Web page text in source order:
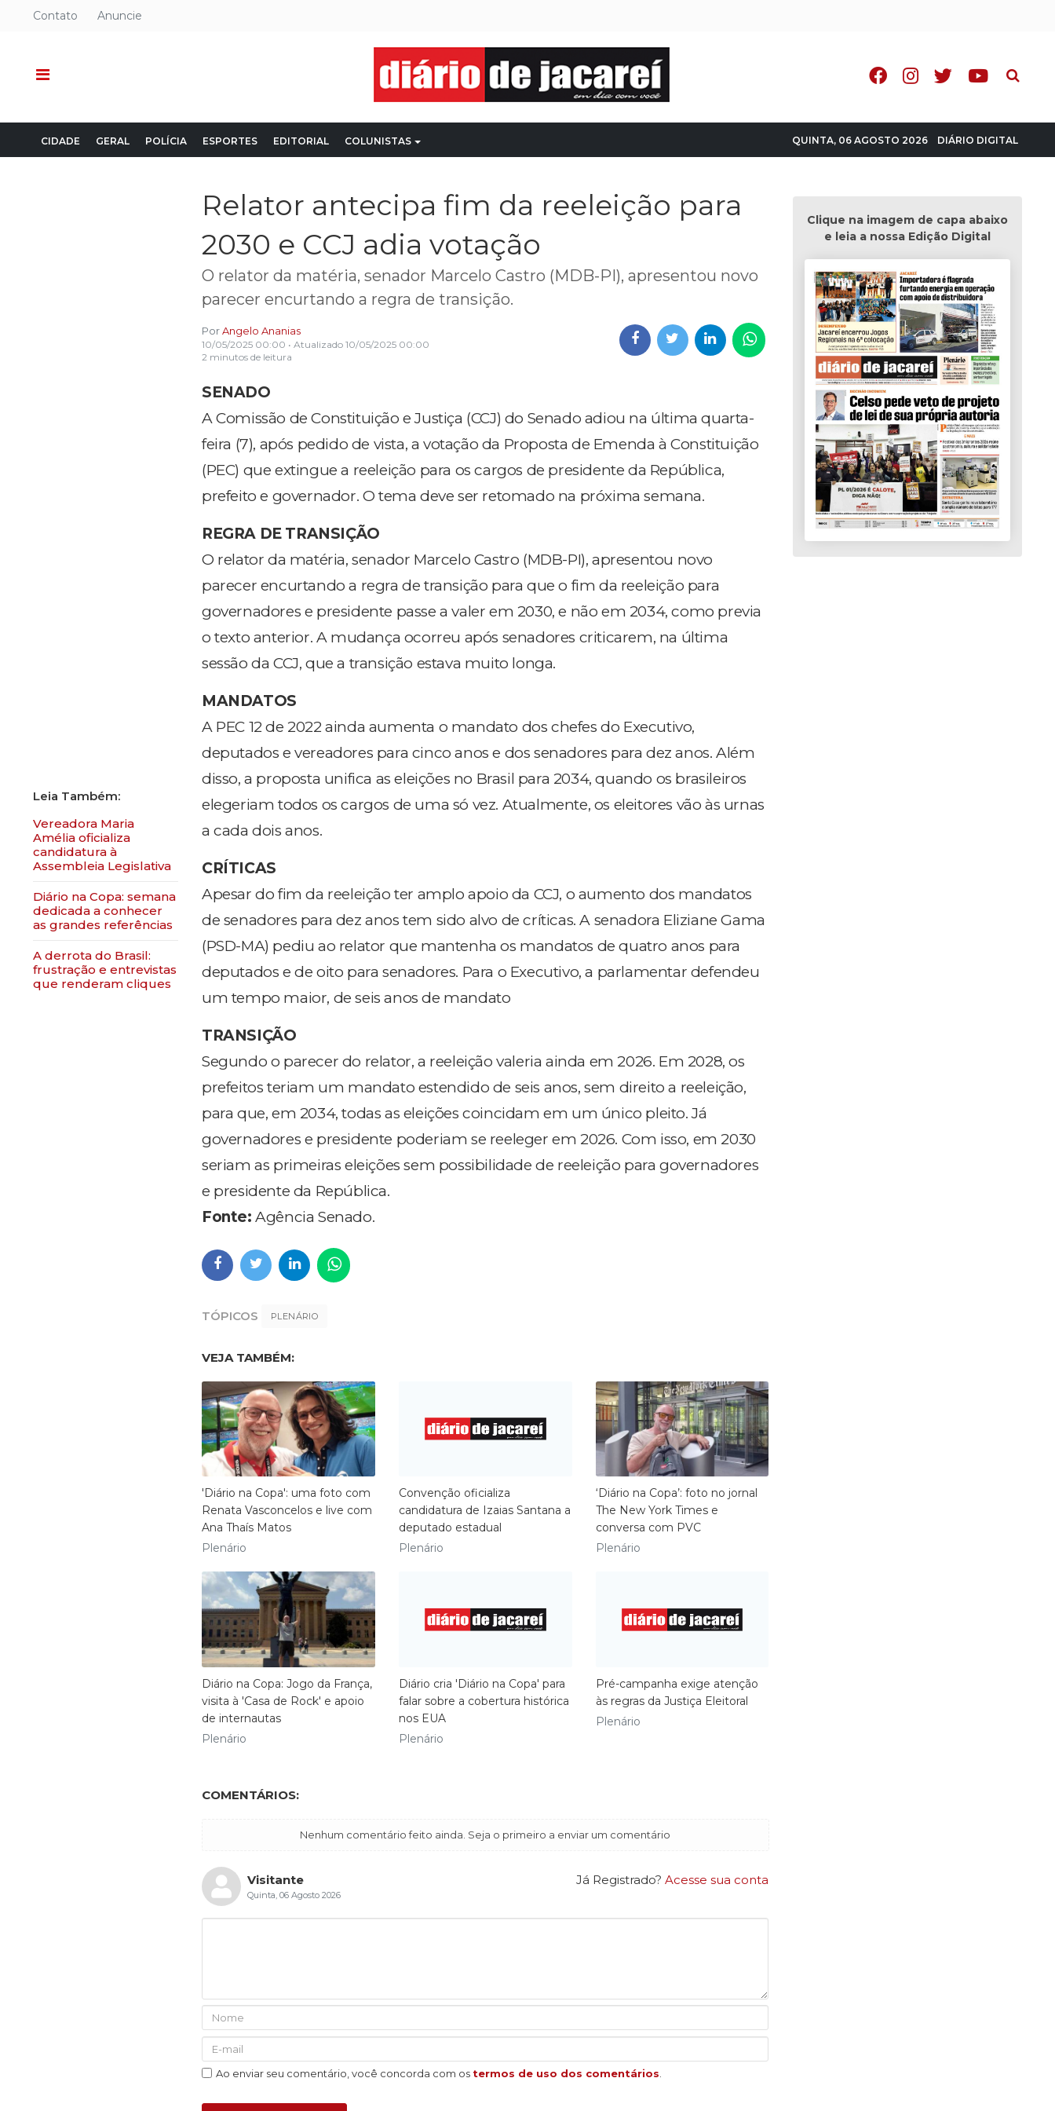
Contato Anuncie
Pesquisa
CIDADE GERAL POLÍCIA ESPORTES EDITORIAL COLUNISTAS QUINTA, 06 AGOSTO 2026 DIÁRIO DIGITAL
Vereadora Maria
Amélia oficializa
candidatura à
Assembleia Legislativa
Diário na Copa: semana
dedicada a conhecer
as grandes referências
A derrota do Brasil:
frustração e entrevistas
que renderam cliques
Relator antecipa fim da reeleição para
2030 e CCJ adia votação
O relator da matéria, senador Marcelo Castro (MDB-PI), apresentou novo
parecer encurtando a regra de transição.
PorAngelo Ananias
10/05/2025 00:00 • Atualizado 10/05/2025 00:00
2 minutos de leitura
SENADO
A Comissão de Constituição e Justiça (CCJ) do Senado adiou na última quarta-
feira (7), após pedido de vista, a votação da Proposta de Emenda à Constituição
(PEC) que extingue a reeleição para os cargos de presidente da República,
prefeito e governador. O tema deve ser retomado na próxima semana.
REGRA DE TRANSIÇÃO
O relator da matéria, senador Marcelo Castro (MDB-PI), apresentou novo
parecer encurtando a regra de transição para que o fim da reeleição para
governadores e presidente passe a valer em 2030, e não em 2034, como previa
o texto anterior. A mudança ocorreu após senadores criticarem, na última
sessão da CCJ, que a transição estava muito longa.
MANDATOS
A PEC 12 de 2022 ainda aumenta o mandato dos chefes do Executivo,
deputados e vereadores para cinco anos e dos senadores para dez anos. Além
disso, a proposta unifica as eleições no Brasil para 2034, quando os brasileiros
elegeriam todos os cargos de uma só vez. Atualmente, os eleitores vão às urnas
a cada dois anos.
CRÍTICAS
Apesar do fim da reeleição ter amplo apoio da CCJ, o aumento dos mandatos
de senadores para dez anos tem sido alvo de críticas. A senadora Eliziane Gama
(PSD-MA) pediu ao relator que mantenha os mandatos de quatro anos para
deputados e de oito para senadores. Para o Executivo, a parlamentar defendeu
um tempo maior, de seis anos de mandato
TRANSIÇÃO
Segundo o parecer do relator, a reeleição valeria ainda em 2026. Em 2028, os
prefeitos teriam um mandato estendido de seis anos, sem direito a reeleição,
para que, em 2034, todas as eleições coincidam em um único pleito. Já
governadores e presidente poderiam se reeleger em 2026. Com isso, em 2030
seriam as primeiras eleições sem possibilidade de reeleição para governadores
e presidente da República.
Fonte: Agência Senado.
TÓPICOS PLENÁRIO
VEJA TAMBÉM:
'Diário na Copa': uma foto com
Renata Vasconcelos e live com
Ana Thaís Matos
Plenário
​Convenção oficializa
candidatura de Izaias Santana a
deputado estadual
Plenário
‘Diário na Copa’: foto no jornal
The New York Times e
conversa com PVC
Plenário
​Diário na Copa: Jogo da França,
visita à 'Casa de Rock' e apoio
de internautas
Plenário
Diário cria 'Diário na Copa' para
falar sobre a cobertura histórica
nos EUA
Plenário
Pré-campanha exige atenção
às regras da Justiça Eleitoral
Plenário
COMENTÁRIOS:
Nenhum comentário feito ainda. Seja o primeiro a enviar um comentário
Já Registrado? Acesse sua conta
Visitante
Quinta, 06 Agosto 2026
Ao enviar seu comentário, você concorda com os termos de uso dos comentários.
Clique na imagem de capa abaixo
e leia a nossa Edição Digital